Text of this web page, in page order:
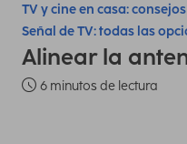
TV y cine en casa: consejos
Señal de TV: todas las
Alinear la
6 minutos de lectura